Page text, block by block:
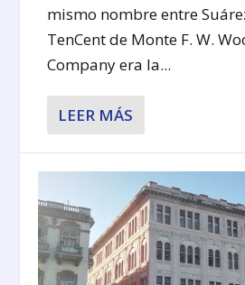
mismo nombre entre
TenCent de Monte F. W.
Company era la...
LEER MÁS